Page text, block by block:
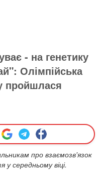
- на генетику
Олімпійська
пройшлася
про взаємозв'язок
у середньому віці.